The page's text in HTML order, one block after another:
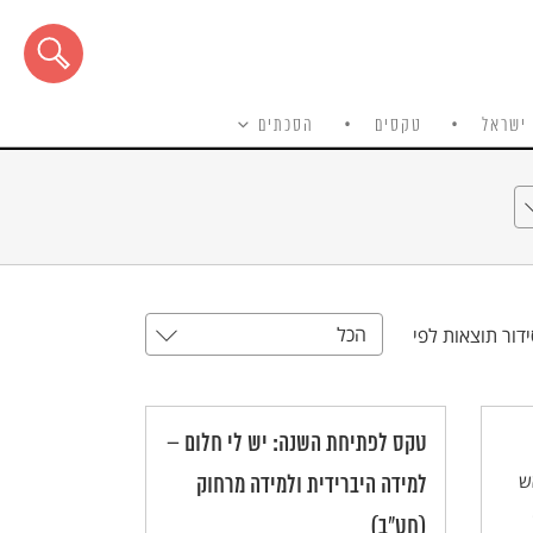
ישראל טקסים הסכתים
תוצאות לפי הכל
טקס לפתיחת השנה: יש לי חלום –
למידה היברידית ולמידה מרחוק